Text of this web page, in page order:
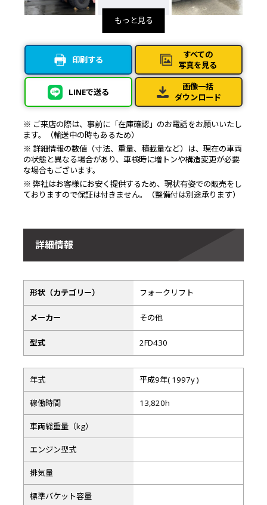
印刷する
LINEで送る
すべての
写真を見る
画像一括
ダウンロード
※ ご来店の際は、事前に「在庫確認」のお電話をお願いいたし
ます。（輸送中の時もあるため）
※ 詳細情報の数値（寸法、重量、積載量など）は、現在の車両
の状態と異なる場合があり、車検時に増トンや構造変更が必要
な場合もございます。
※ 弊社はお客様にお安く提供するため、現状有姿での販売をし
ておりますので保証は付きません。（整備付は別途承ります）
詳細情報
形状（カテゴリー） フォークリフト
メーカー その他
型式 2FD430
年式 平成9年( 1997y )
稼働時間 13,820h
車両総重量（kg）
エンジン型式
排気量
標準バケット容量